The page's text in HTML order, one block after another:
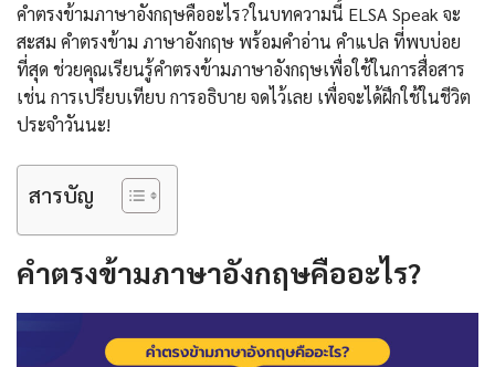
คำตรงข้ามภาษาอังกฤษคืออะไร?ในบทความนี้ ELSA Speak จะ
สะสม คําตรงข้าม ภาษาอังกฤษ พร้อมคําอ่าน คําแปล ที่พบบ่อย
ที่สุด ช่วยคุณเรียนรู้คำตรงข้ามภาษาอังกฤษเพื่อใช้ในการสื่อสาร
เช่น การเปรียบเทียบ การอธิบาย จดไว้เลย เพื่อจะได้ฝึกใช้ในชีวิต
ประจำวันนะ!
สารบัญ
คำตรงข้ามภาษาอังกฤษคืออะไร?